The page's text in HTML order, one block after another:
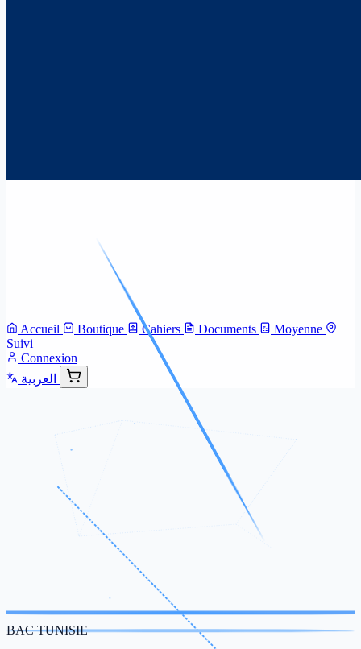
Accueil Boutique Cahiers Documents
Moyenne
Suivi
Connexion
العربية
BAC TUNISIE